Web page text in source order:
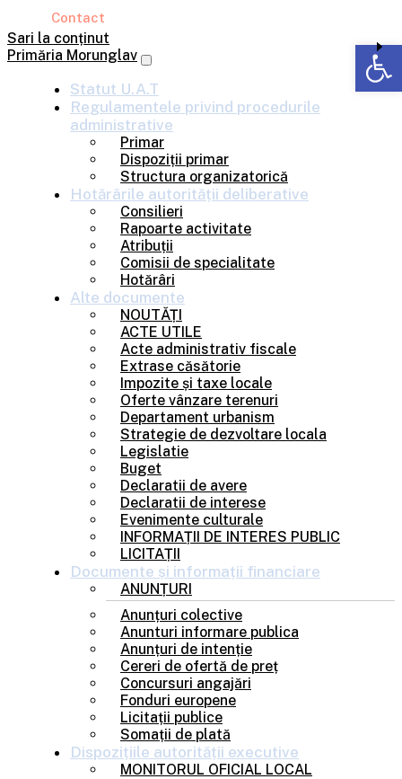
Sari la conținut
Primăria Morunglav
Statut U.A.T
Regulamentele privind procedurile
administrative
Primar
Dispoziții primar
Structura organizatorică
Hotărârile autorității deliberative
Consilieri
Rapoarte activitate
Atribuții
Comisii de specialitate
Hotărâri
Alte documente
NOUTĂȚI
ACTE UTILE
Acte administrativ fiscale
Extrase căsătorie
Impozite și taxe locale
Oferte vânzare terenuri
Departament urbanism
Strategie de dezvoltare locala
Legislatie
Buget
Declaratii de avere
Declaratii de interese
Evenimente culturale
INFORMAȚII DE INTERES PUBLIC
LICITAȚII
Documente și informații financiare
ANUNȚURI
Anunțuri colective
Anunturi informare publica
Anunțuri de intenție
Cereri de ofertă de preț
Concursuri angajări
Fonduri europene
Licitații publice
Somații de plată
Dispozițiile autorității executive
MONITORUL OFICIAL LOCAL
Contact